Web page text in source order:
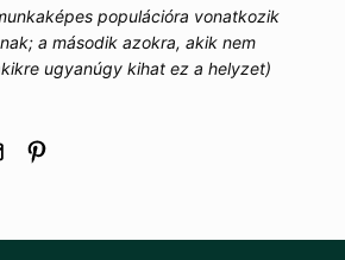
populációra vonatkozik
a második azokra, akik nem
ugyanúgy kihat ez a helyzet)